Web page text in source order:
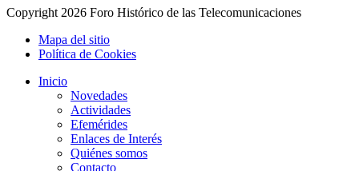
Copyright 2026 Foro Histórico de las Telecomunicaciones
Mapa del sitio
Política de Cookies
Inicio
Novedades
Actividades
Efemérides
Enlaces de Interés
Quiénes somos
Contacto